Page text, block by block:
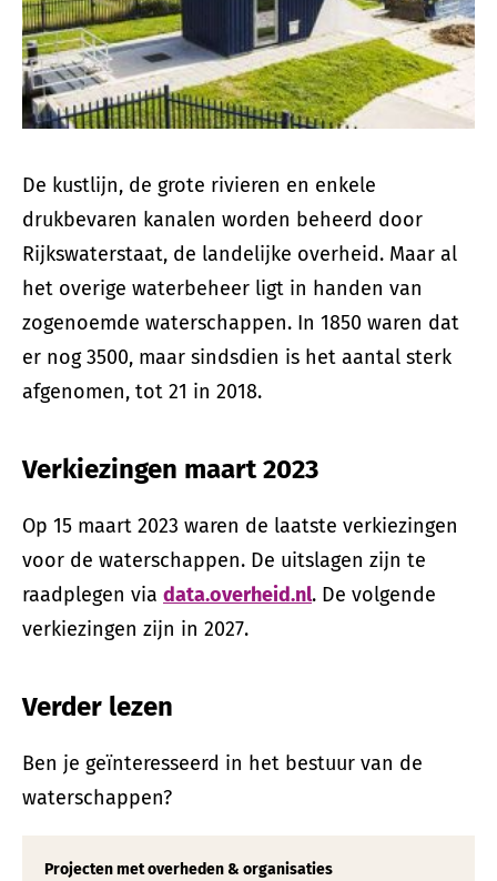
De kustlijn, de grote rivieren en enkele
drukbevaren kanalen worden beheerd door
Rijkswaterstaat, de landelijke overheid. Maar al
het overige waterbeheer ligt in handen van
zogenoemde waterschappen. In 1850 waren dat
er nog 3500, maar sindsdien is het aantal sterk
afgenomen, tot 21 in 2018.
Verkiezingen maart 2023
Op 15 maart 2023 waren de laatste verkiezingen
voor de waterschappen. De uitslagen zijn te
raadplegen via data.overheid.nl. De volgende
verkiezingen zijn in 2027.
Verder lezen
Ben je geïnteresseerd in het bestuur van de
waterschappen?
Projecten met overheden & organisaties